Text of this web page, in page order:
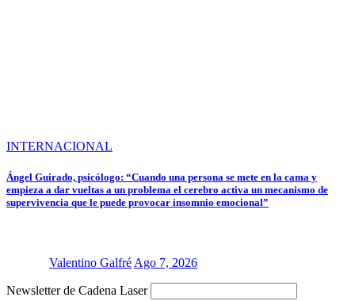
INTERNACIONAL
Ángel Guirado, psicólogo: “Cuando una persona se mete en la cama y
empieza a dar vueltas a un problema el cerebro activa un mecanismo de
supervivencia que le puede provocar insomnio emocional”
Valentino Galfré Ago 7, 2026
Newsletter de Cadena Laser